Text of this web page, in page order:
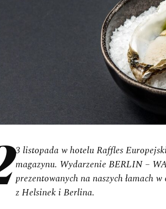
urodziny naszego magazynu. Wydarzenie BERLIN –
prezentowanych na naszych łamach
z Helsinek i Berlina.